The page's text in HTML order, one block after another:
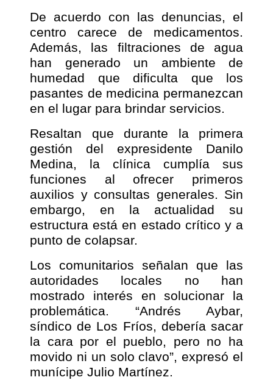
De acuerdo con las denuncias, el
centro carece de medicamentos.
Además, las filtraciones de agua
han generado un ambiente de
humedad que dificulta que los
pasantes de medicina permanezcan
en el lugar para brindar servicios.
Resaltan que durante la primera
gestión del expresidente Danilo
Medina, la clínica cumplía sus
funciones al ofrecer primeros
auxilios y consultas generales. Sin
embargo, en la actualidad su
estructura está en estado crítico y a
punto de colapsar.
Los comunitarios señalan que las
autoridades locales no han
mostrado interés en solucionar la
problemática. “Andrés Aybar,
síndico de Los Fríos, debería sacar
la cara por el pueblo, pero no ha
movido ni un solo clavo”, expresó el
munícipe Julio Martínez.